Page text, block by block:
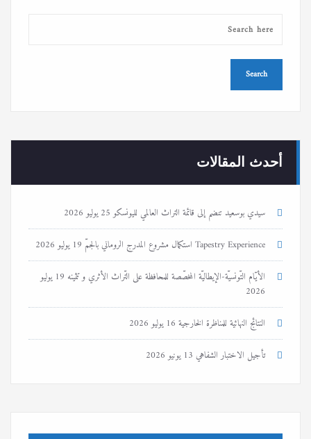
أحدث المقالات
سيدي بوسعيد تنضم إلى قائمة التراث العالمي لليونسكو25 يوليو 2026
Tapestry Experience استكمال مشروع المدرج الروماني بالجمّ
19 يوليو 2026
الأيّام التّونسيّة-الإيطاليّة المخصّصة للمحافظة على التّراث الأثري و تثمينه
19 يوليو
2026
النتائج النهائية للمناظرة الخارجية16 يوليو 2026
تأجيل الاختبار الشفاهي13 يونيو 2026